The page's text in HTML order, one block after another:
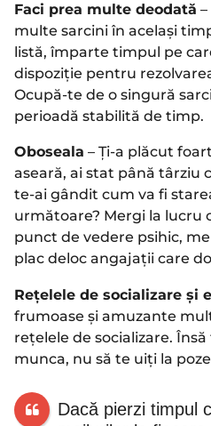
Faci prea multe deodată
multe sarcini în același
listă, împarte timpul pe
dispoziție pentru
Ocupă-te de o singură
perioadă stabilită de timp.
Oboseala – Ți-a plăcut
aseară, ai stat până târziu
te-ai gândit cum va fi
următoare? Mergi la lucru
punct de vedere psihic,
plac deloc angajații care
Rețelele de socializare și
frumoase și amuzante
rețelele de socializare.
munca, nu să te uiți la
Dacă pierzi timpul